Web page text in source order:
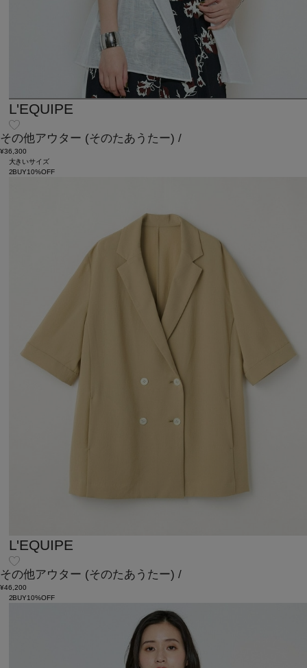
L'EQUIPE
その他アウター (そのたあうたー) /
¥36,300
大きいサイズ
2BUY10%OFF
L'EQUIPE
その他アウター (そのたあうたー) /
¥46,200
2BUY10%OFF